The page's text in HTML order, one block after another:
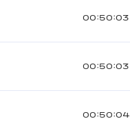
00:50:03
00:50:03
00:50:04